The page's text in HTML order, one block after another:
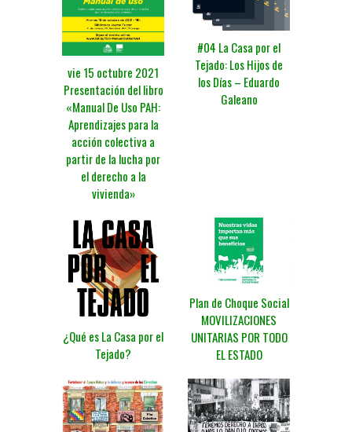
vie 15 octubre 2021
Presentación del libro
«Manual De Uso PAH:
Aprendizajes para la
acción colectiva a
partir de la lucha por
el derecho a la
vivienda»
#04 La Casa por el
Tejado: Los Hijos de
los Días – Eduardo
Galeano
¿Qué es La Casa por el
Tejado?
Plan de Choque Social
MOVILIZACIONES
UNITARIAS POR TODO
EL ESTADO